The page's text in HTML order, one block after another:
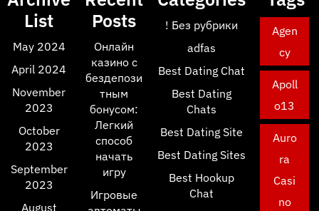
List
May 2024
April 2024
November
2023
October
2023
September
2023
August
Posts
Онлайн
казино с
бездепози
тным
бонусом:
Легкий
способ
начать
игру
Игровые
! Без рубрики
adfas
Best Dating Chat
Best Dating
Chats
Best Dating Site
Best Dating Sites
Best Hookup
Chat
Agen
cy
Apoll
o13
Auro
ra
Casi
no